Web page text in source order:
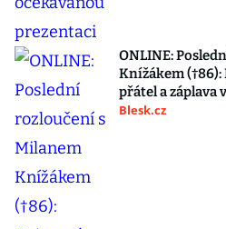
ONLINE:
Knížákem
přátel a záplava
Blesk.cz